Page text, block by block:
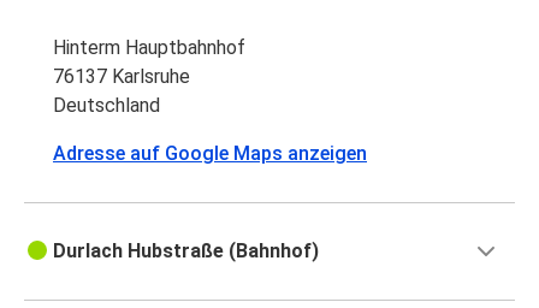
Hinterm Hauptbahnhof
76137 Karlsruhe
Deutschland
Adresse auf Google Maps anzeigen
Durlach Hubstraße (Bahnhof)